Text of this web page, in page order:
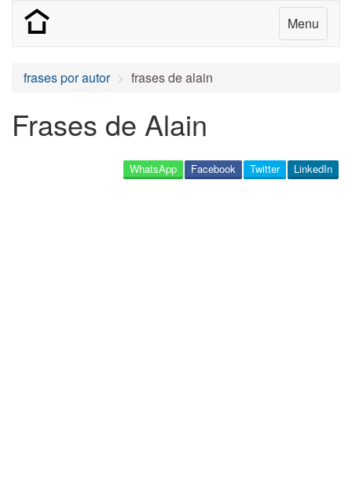
Menu
frases por autor frases de alain
Frases de Alain
LinkedIn
Twitter
Facebook
WhatsApp